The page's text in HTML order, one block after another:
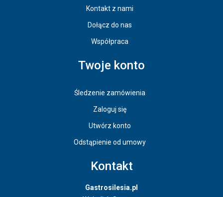
Kontakt z nami
Dołącz do nas
Współpraca
Twoje konto
Śledzenie zamówienia
Zaloguj się
Utwórz konto
Odstąpienie od umowy
Kontakt
Gastrosilesia.pl